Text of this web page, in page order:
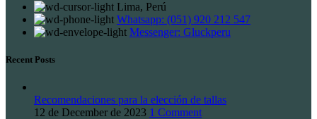
Lima, Perú
Whatsapp: (051) 920 212 547
Messenger: Gluckperu
Recent Posts
Recomendaciones para la elección de tallas
12 de December de 2023 1 Comment